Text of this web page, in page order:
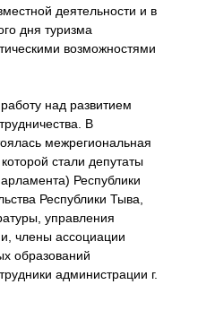
деятельности и в
дня туризма
возможностями
над развитием
В
межрегиональная
стали депутаты
Республики
Республики Тыва,
управления
члены ассоциации
образований
администрации г.